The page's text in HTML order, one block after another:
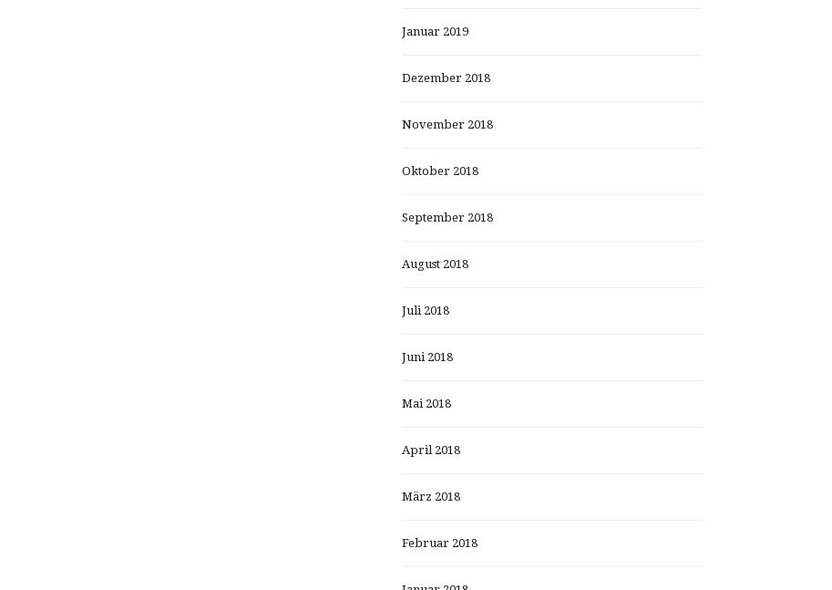
Januar 2019
Dezember 2018
November 2018
Oktober 2018
September 2018
August 2018
Juli 2018
Juni 2018
Mai 2018
April 2018
März 2018
Februar 2018